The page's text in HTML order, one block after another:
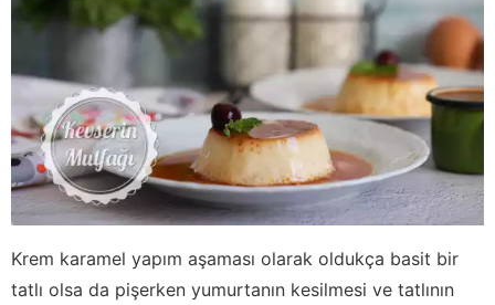
Krem karamel yapım aşaması olarak oldukça basit bir
tatlı olsa da pişerken yumurtanın kesilmesi ve tatlının